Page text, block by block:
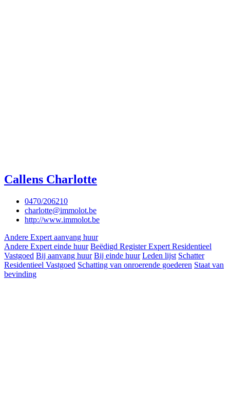
Callens Charlotte
0470/206210
charlotte@immolot.be
http://www.immolot.be
Andere Expert aanvang huur
Andere Expert einde huur Beëdigd Register Expert Residentieel
Vastgoed Bij aanvang huur Bij einde huur Leden lijst Schatter
Residentieel Vastgoed Schatting van onroerende goederen Staat van
bevinding